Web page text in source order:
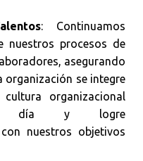
: Continuamos
nuestros procesos de
asegurando
organización se integre
organizacional
día y logre
nuestros objetivos